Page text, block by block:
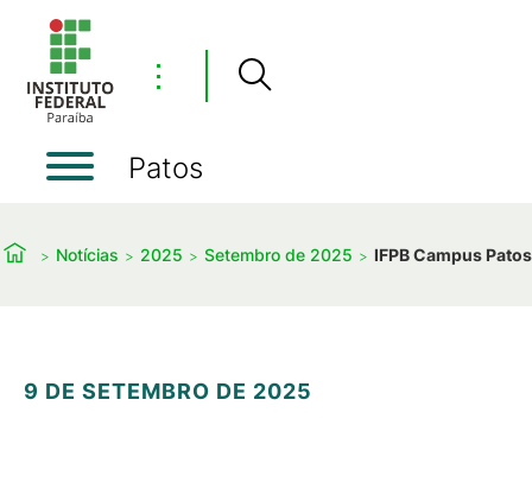
⋮
Patos
Notícias 2025 Setembro de 2025 IFPB Campus
9 DE SETEMBRO DE 2025